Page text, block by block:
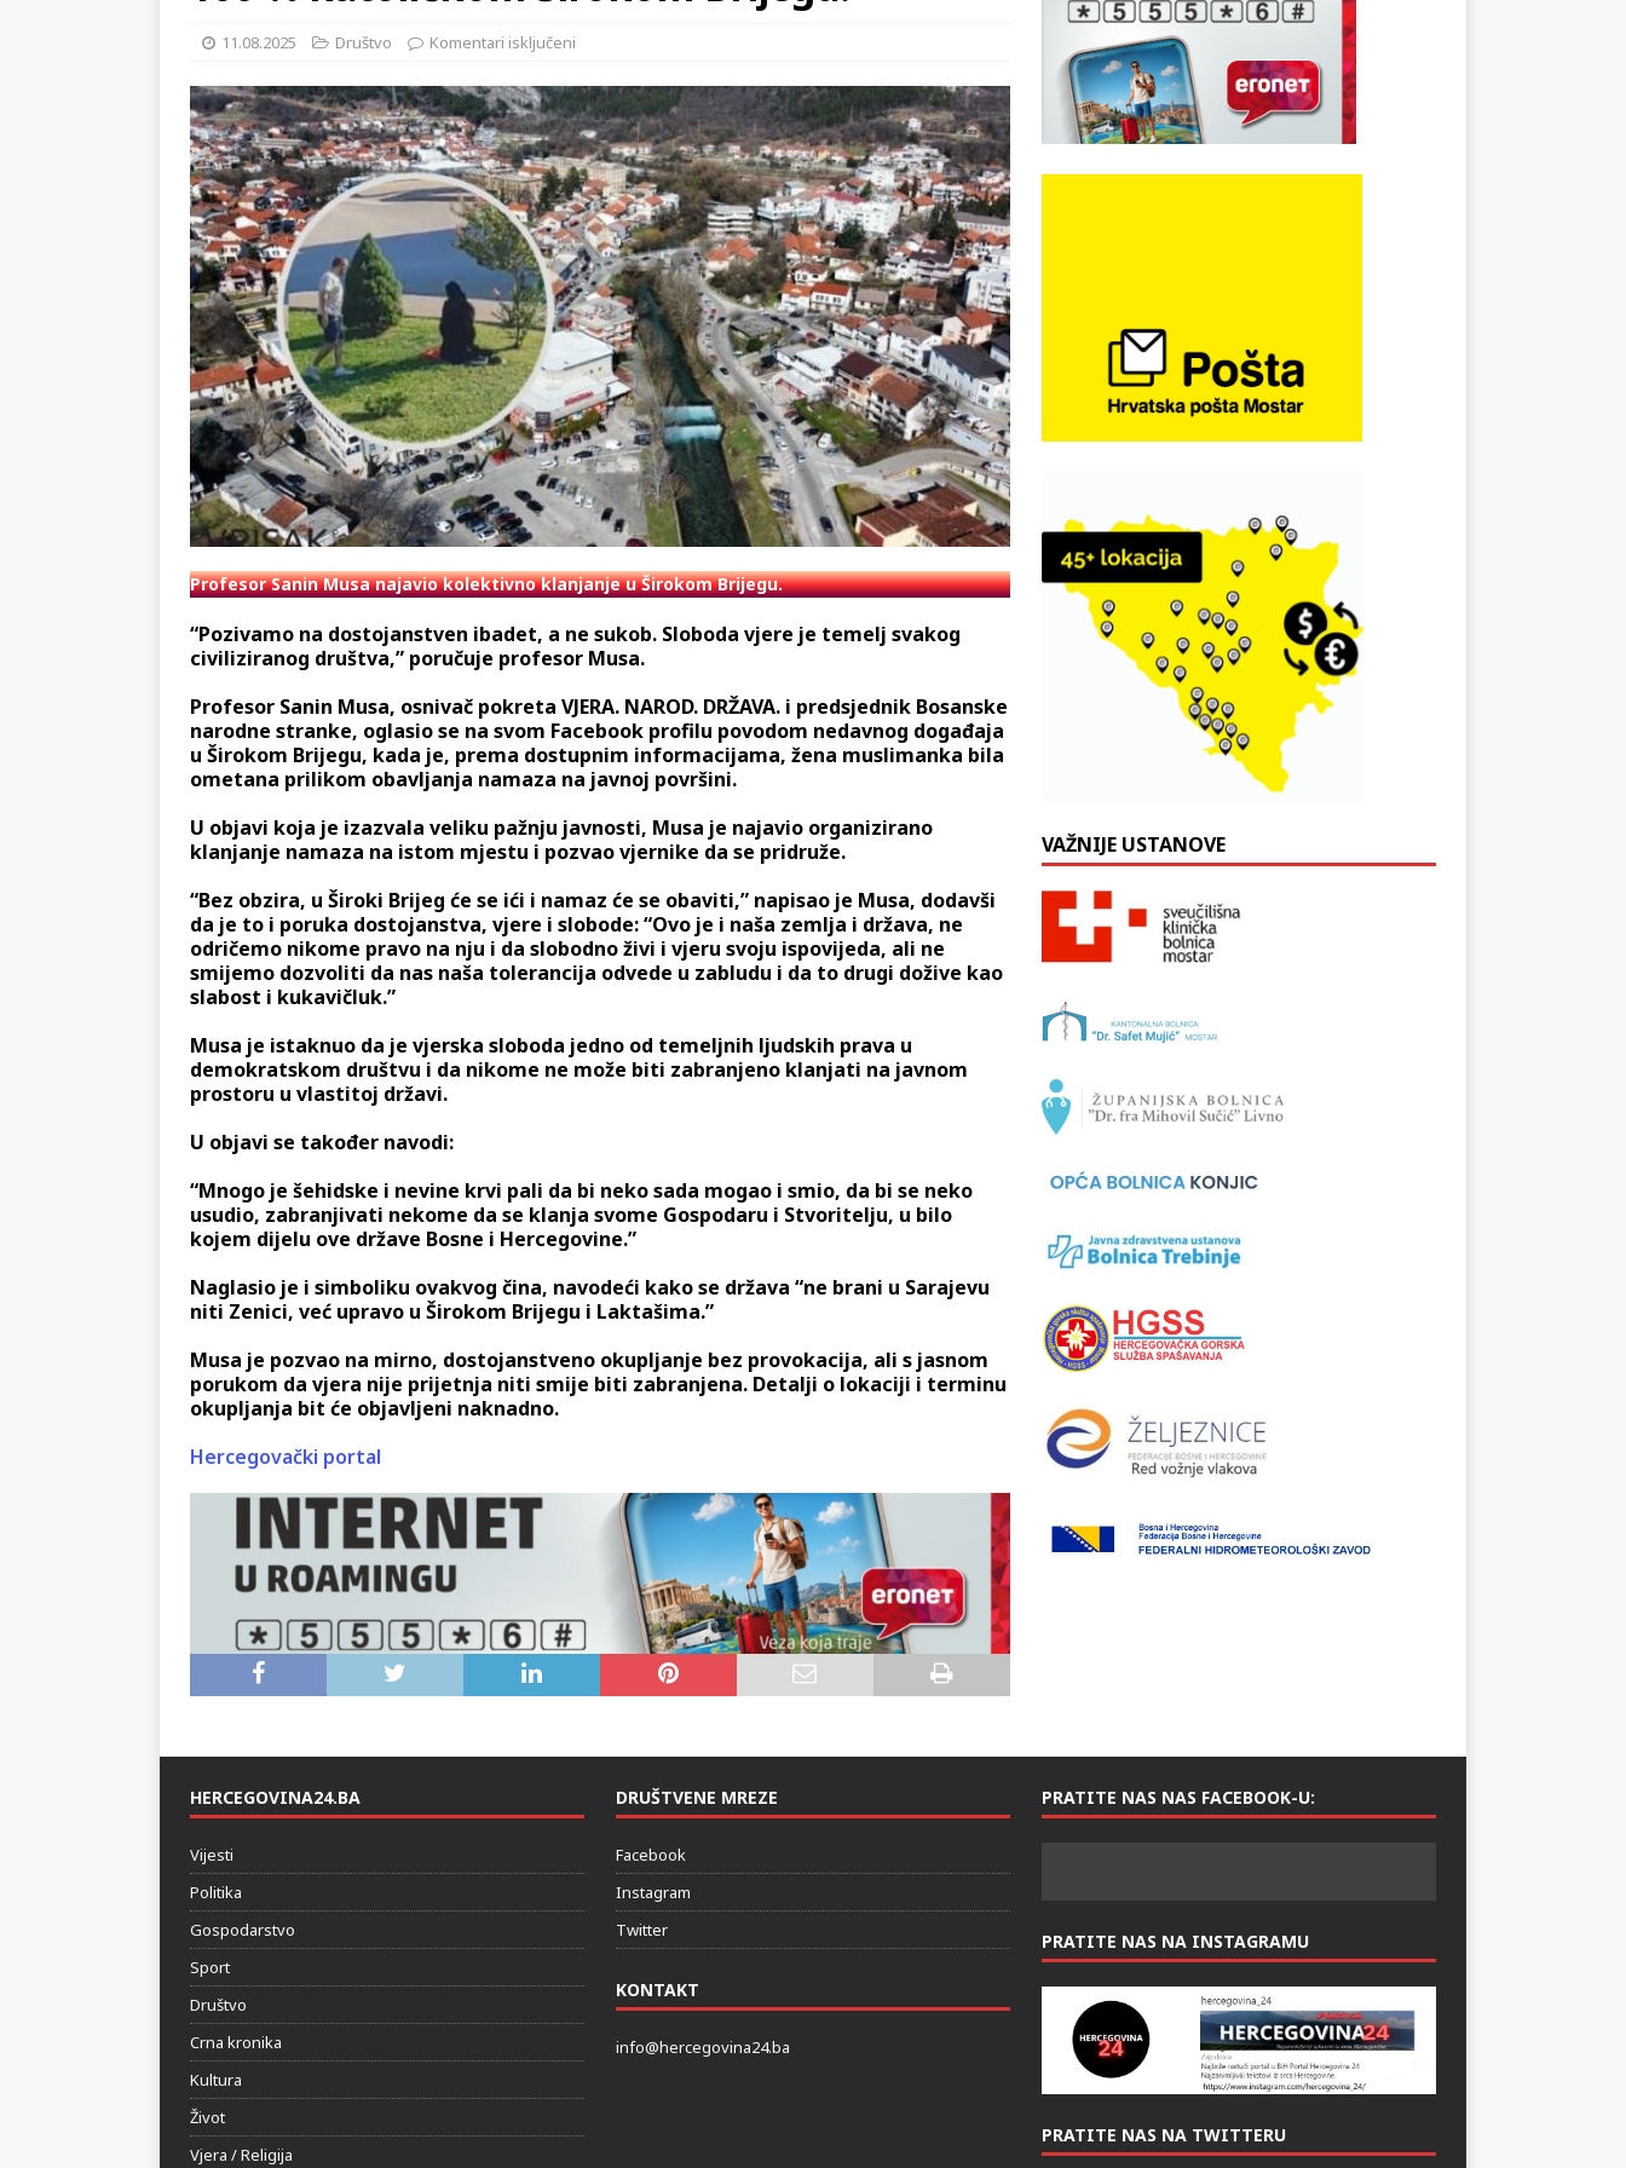
(video)
KULTURA
[ 28.07.2026 ] Uhićen napadač iz Međugorja; ‘Slobodna Dalmacija‘ u posjedu dramatične
snimke potjere i hvatanja muškarca u polju kod granice!
CRNA KRONIKA
Vrhunac toplinskog vala. Svježije u petak. Negdje stižu i pljuskovi. VRIJEME
11.08.2025 Društvo Komentari isključeni
Profesor Sanin Musa najavio kolektivno klanjanje u Širokom Brijegu.
“Pozivamo na dostojanstven ibadet, a ne sukob. Sloboda vjere je temelj svakog
civiliziranog društva,” poručuje profesor Musa.
Profesor Sanin Musa, osnivač pokreta VJERA. NAROD. DRŽAVA. i predsjednik Bosanske
narodne stranke, oglasio se na svom Facebook profilu povodom nedavnog događaja
u Širokom Brijegu, kada je, prema dostupnim informacijama, žena muslimanka bila
ometana prilikom obavljanja namaza na javnoj površini.
U objavi koja je izazvala veliku pažnju javnosti, Musa je najavio organizirano
klanjanje namaza na istom mjestu i pozvao vjernike da se pridruže.
“Bez obzira, u Široki Brijeg će se ići i namaz će se obaviti,” napisao je Musa, dodavši
da je to i poruka dostojanstva, vjere i slobode: “Ovo je i naša zemlja i država, ne
odričemo nikome pravo na nju i da slobodno živi i vjeru svoju ispovijeda, ali ne
smijemo dozvoliti da nas naša tolerancija odvede u zabludu i da to drugi dožive kao
slabost i kukavičluk.”
Musa je istaknuo da je vjerska sloboda jedno od temeljnih ljudskih prava u
demokratskom društvu i da nikome ne može biti zabranjeno klanjati na javnom
prostoru u vlastitoj državi.
U objavi se također navodi:
“Mnogo je šehidske i nevine krvi pali da bi neko sada mogao i smio, da bi se neko
usudio, zabranjivati nekome da se klanja svome Gospodaru i Stvoritelju, u bilo
kojem dijelu ove države Bosne i Hercegovine.”
Naglasio je i simboliku ovakvog čina, navodeći kako se država “ne brani u Sarajevu
niti Zenici, već upravo u Širokom Brijegu i Laktašima.”
Musa je pozvao na mirno, dostojanstveno okupljanje bez provokacija, ali s jasnom
porukom da vjera nije prijetnja niti smije biti zabranjena. Detalji o lokaciji i terminu
okupljanja bit će objavljeni naknadno.
Hercegovački portal
VAŽNIJE USTANOVE
HERCEGOVINA24.BA
Vijesti
Politika
Gospodarstvo
Sport
Društvo
Crna kronika
Kultura
Život
Vjera / Religija
DRUŠTVENE MREZE
Facebook
Instagram
Twitter
KONTAKT
info@hercegovina24.ba
PRATITE NAS NAS FACEBOOK-U:
PRATITE NAS NA INSTAGRAMU
PRATITE NAS NA TWITTERU